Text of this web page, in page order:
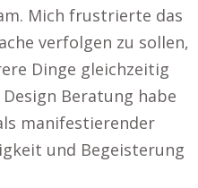
Mich frustrierte das
verfolgen zu sollen,
Dinge gleichzeitig
Beratung habe
manifestierender
und Begeisterung